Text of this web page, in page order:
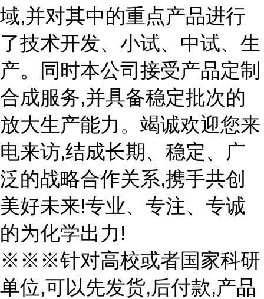
域,并对其中的重点产品进行
了技术开发、小试、中试、生
产。同时本公司接受产品定制
合成服务,并具备稳定批次的
放大生产能力。竭诚欢迎您来
电来访,结成长期、稳定、广
泛的战略合作关系,携手共创
美好未来!专业、专注、专诚
的为化学出力!
※※※针对高校或者国家科研
单位,可以先发货,后付款,产品